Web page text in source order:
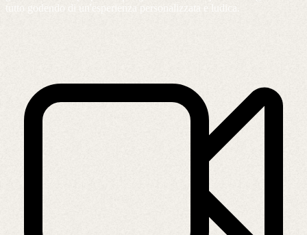
tutto godendo di un'esperienza personalizzata e ludica.